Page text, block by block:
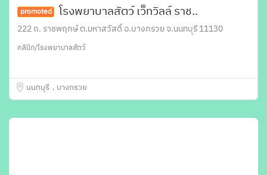
promoted โรงพยาบาลสัตว์ เว็ทวิลล์ ราช..
222 ถ. ราชพฤกษ์ ต.มหาสวัสดิ์ อ.บางกรวย จ.นนทบุรี 11130
คลินิก/โรงพยาบาลสัตว์
นนทบุรี บางกรวย